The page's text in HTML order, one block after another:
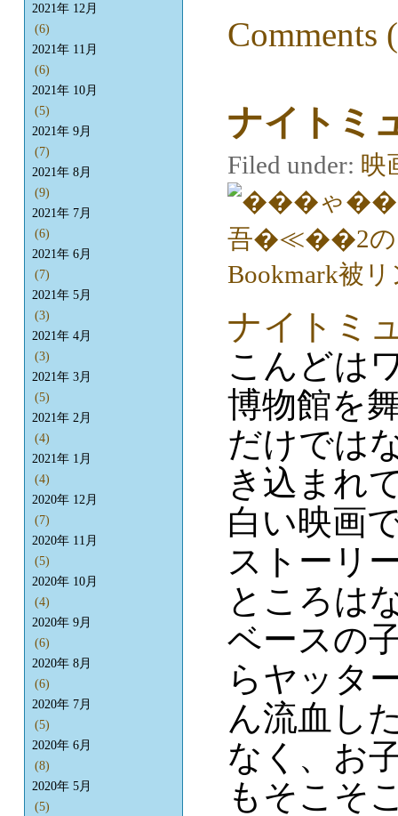
Comments
ナイトミ
Filed under: 映
ナイトミ
こんどは
博物館を
だけでは
き込まれ
白い映画
ストーリ
ところは
ベースの
らヤッタ
ん流血し
なく、お
もそこそ
2021年 12月
(6)
2021年 11月
(6)
2021年 10月
(5)
2021年 9月
(7)
2021年 8月
(9)
2021年 7月
(6)
2021年 6月
(7)
2021年 5月
(3)
2021年 4月
(3)
2021年 3月
(5)
2021年 2月
(4)
2021年 1月
(4)
2020年 12月
(7)
2020年 11月
(5)
2020年 10月
(4)
2020年 9月
(6)
2020年 8月
(6)
2020年 7月
(5)
2020年 6月
(8)
2020年 5月
(5)